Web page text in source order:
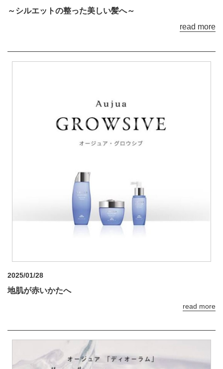
～シルエットの整った美しい髪へ～
read more
2025/01/28
地肌が赤いかたへ
read more